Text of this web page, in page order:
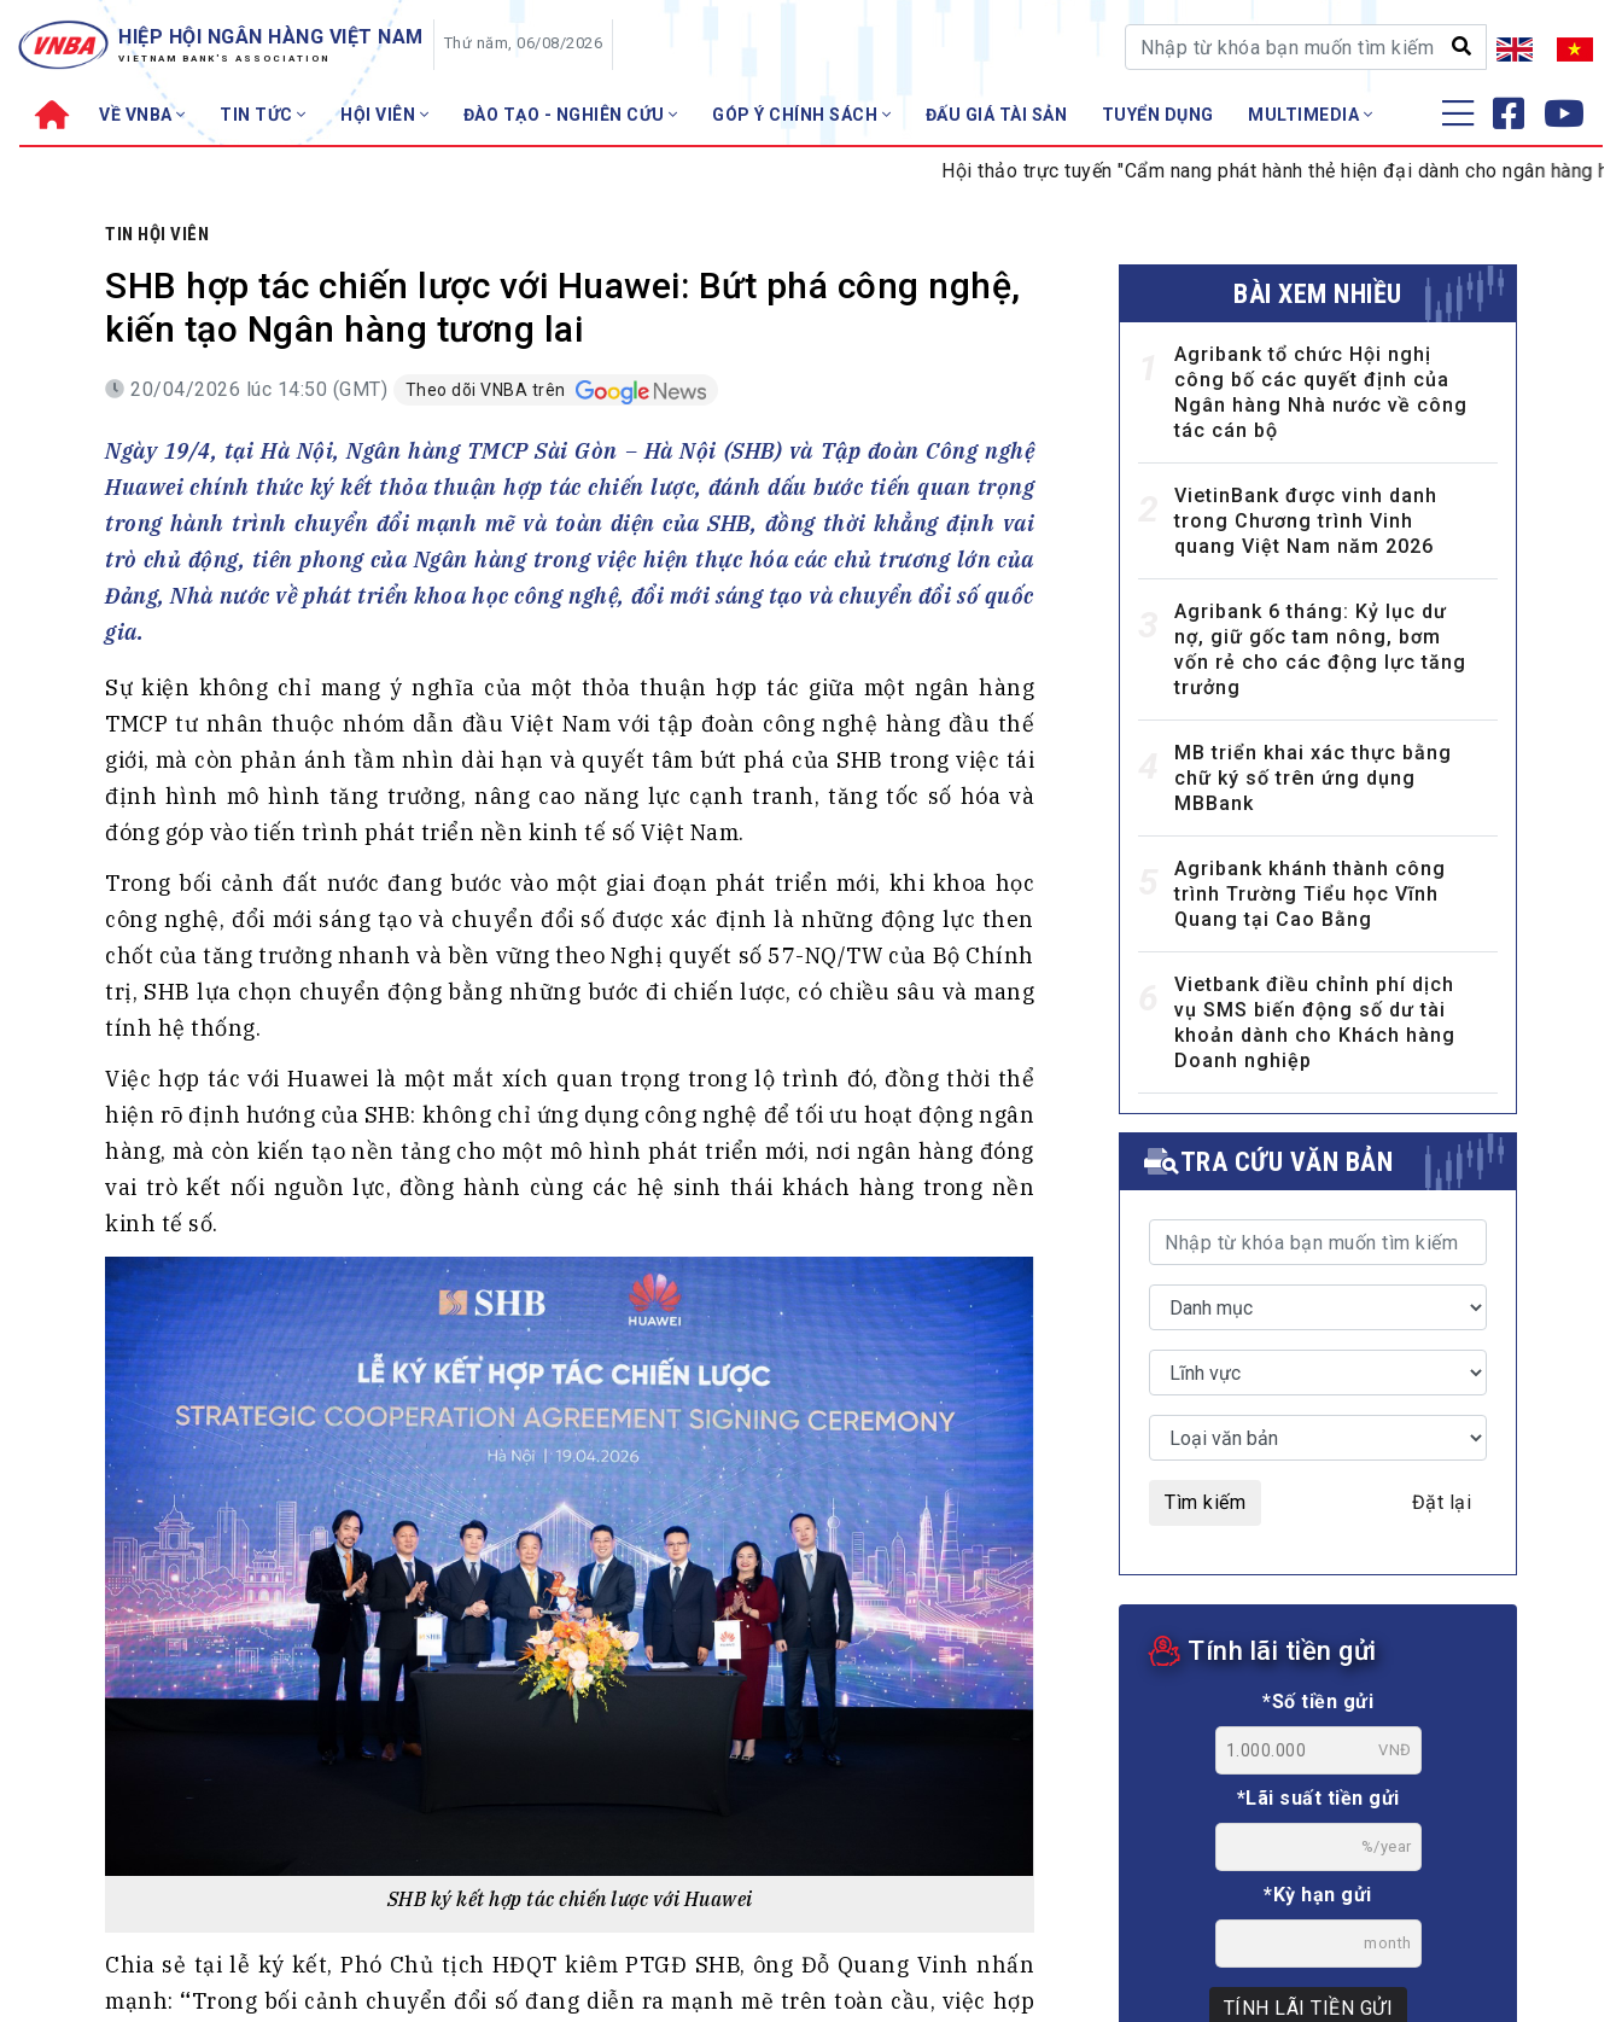
HIỆP HỘI NGÂN HÀNG VIỆT NAM
VIETNAM BANK'S ASSOCIATION
Thứ năm, 06/08/2026
VỀ VNBA TIN TỨC HỘI VIÊN ĐÀO TẠO - NGHIÊN CỨU GÓP Ý CHÍNH SÁCH ĐẤU GIÁ TÀI SẢN TUYỂN DỤNG MULTIMEDIA
Sơ đồ tổ chức
Hội đồng Hiệp hội
Thường trực Hiệp hội
Cơ quan Thường trực
VNBA các thời kỳ
Thành tích – Giải thưởng
Bộ Chuẩn mực Đạo đức nghề nghiệp
30 năm VNBA
Tin Hội viên
Tin ngành ngân hàng
Đào tạo
Fintech
Cơ hội việc làm
ĐÀO TẠO - NGHIÊN CỨU
GÓP Ý CHÍNH SÁCH
Dự thảo luật
Tư vấn – Hỏi đáp
Tra cứu văn bản
ĐẤU GIÁ TÀI SẢN TUYỂN DỤNG
MULTIMEDIA
Video
E-magazines
Photos
Hội thảo trực tuyến "Cẩm nang phát hành thẻ hiện đại dành cho ngân hàng hiện đại"
TIN HỘI VIÊN
SHB hợp tác chiến lược với Huawei: Bứt phá công nghệ,
kiến tạo Ngân hàng tương lai
20/04/2026 lúc 14:50 (GMT) Theo dõi VNBA trên
Ngày 19/4, tại Hà Nội, Ngân hàng TMCP Sài Gòn – Hà Nội (SHB) và Tập đoàn Công nghệ
Huawei chính thức ký kết thỏa thuận hợp tác chiến lược, đánh dấu bước tiến quan trọng
trong hành trình chuyển đổi mạnh mẽ và toàn diện của SHB, đồng thời khẳng định vai
trò chủ động, tiên phong của Ngân hàng trong việc hiện thực hóa các chủ trương lớn của
Đảng, Nhà nước về phát triển khoa học công nghệ, đổi mới sáng tạo và chuyển đổi số quốc
gia.
Sự kiện không chỉ mang ý nghĩa của một thỏa thuận hợp tác giữa một ngân hàng
TMCP tư nhân thuộc nhóm dẫn đầu Việt Nam với tập đoàn công nghệ hàng đầu thế
giới, mà còn phản ánh tầm nhìn dài hạn và quyết tâm bứt phá của SHB trong việc tái
định hình mô hình tăng trưởng, nâng cao năng lực cạnh tranh, tăng tốc số hóa và
đóng góp vào tiến trình phát triển nền kinh tế số Việt Nam.
Trong bối cảnh đất nước đang bước vào một giai đoạn phát triển mới, khi khoa học
công nghệ, đổi mới sáng tạo và chuyển đổi số được xác định là những động lực then
chốt của tăng trưởng nhanh và bền vững theo Nghị quyết số 57-NQ/TW của Bộ Chính
trị, SHB lựa chọn chuyển động bằng những bước đi chiến lược, có chiều sâu và mang
tính hệ thống.
Việc hợp tác với Huawei là một mắt xích quan trọng trong lộ trình đó, đồng thời thể
hiện rõ định hướng của SHB: không chỉ ứng dụng công nghệ để tối ưu hoạt động ngân
hàng, mà còn kiến tạo nền tảng cho một mô hình phát triển mới, nơi ngân hàng đóng
vai trò kết nối nguồn lực, đồng hành cùng các hệ sinh thái khách hàng trong nền
kinh tế số.
SHB ký kết hợp tác chiến lược với Huawei
Chia sẻ tại lễ ký kết, Phó Chủ tịch HĐQT kiêm PTGĐ SHB, ông Đỗ Quang Vinh nhấn
mạnh: “Trong bối cảnh chuyển đổi số đang diễn ra mạnh mẽ trên toàn cầu, việc hợp
BÀI XEM NHIỀU
Agribank tổ chức Hội nghị
công bố các quyết định của
Ngân hàng Nhà nước về công
tác cán bộ
VietinBank được vinh danh
trong Chương trình Vinh
quang Việt Nam năm 2026
Agribank 6 tháng: Kỷ lục dư
nợ, giữ gốc tam nông, bơm
vốn rẻ cho các động lực tăng
trưởng
MB triển khai xác thực bằng
chữ ký số trên ứng dụng
MBBank
Agribank khánh thành công
trình Trường Tiểu học Vĩnh
Quang tại Cao Bằng
Vietbank điều chỉnh phí dịch
vụ SMS biến động số dư tài
khoản dành cho Khách hàng
Doanh nghiệp
TRA CỨU VĂN BẢN
Tìm kiếm Đặt lại
Tính lãi tiền gửi
*Số tiền gửi
VNĐ
*Lãi suất tiền gửi
%/year
*Kỳ hạn gửi
month
TÍNH LÃI TIỀN GỬI